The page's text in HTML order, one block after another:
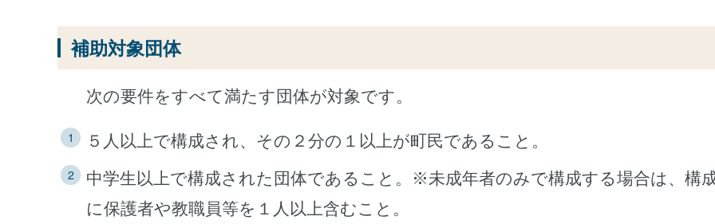
補助対象団体
次の要件をすべて満たす団体が対象です。
５人以上で構成され、その２分の１以上が町民であること。
中学生以上で構成された団体であること。※未成年者のみで構成する場合は、構
に保護者や教職員等を１人以上含むこと。